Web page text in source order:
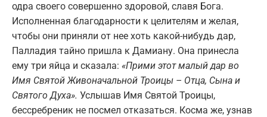
одра своего совершенно здоровой, славя Бога.
Исполненная благодарности к целителям и желая,
чтобы они приняли от нее хоть какой-нибудь дар,
Палладия тайно пришла к Дамиану. Она принесла
ему три яйца и сказала: «Прими этот малый дар во
Имя Святой Живоначальной Троицы – Отца, Сына и
Святого Духа». Услышав Имя Святой Троицы,
бессребреник не посмел отказаться. Косма же, узнав